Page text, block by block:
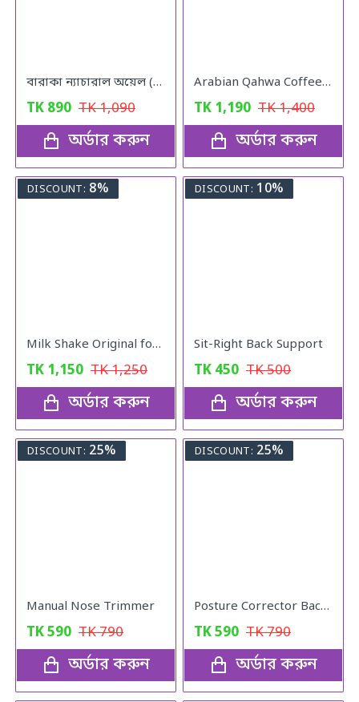
বারাকা ন্যাচারাল অয়েল (Baraka Natural oil) – 120 মিলি
TK 890 TK1,090
অর্ডার করুন
Arabian Qahwa Coffee – অরিজিনাল আরবীয় কফি
TK 1,190 TK1,400
অর্ডার করুন
DISCOUNT: 8%
Milk Shake Original for Healthy Weight
TK 1,150 TK1,250
অর্ডার করুন
DISCOUNT: 10%
Sit-Right Back Support
TK 450 TK500
অর্ডার করুন
DISCOUNT: 25%
Manual Nose Trimmer
TK590 TK790
অর্ডার করুন
DISCOUNT: 25%
Posture Corrector Back Adjustable Posture
TK590 TK790
অর্ডার করুন